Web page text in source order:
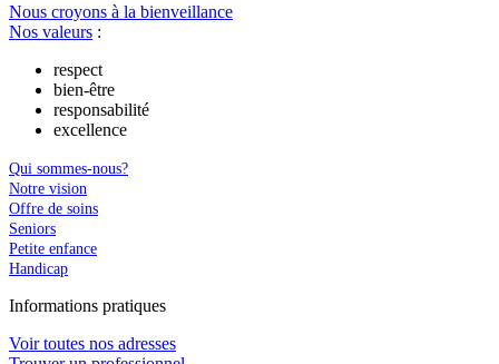
Nous croyons à la bienveillance
Nos valeurs :
respect
bien-être
responsabilité
excellence
Qui sommes-nous?
Notre vision
Offre de soins
Seniors
Petite enfance
Handicap
Informations pratiques
Voir toutes nos adresses